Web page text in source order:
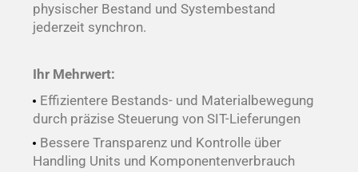
physischer Bestand und Systembestand
jederzeit synchron.
Ihr Mehrwert:
Effizientere Bestands- und Materialbewegung
durch präzise Steuerung von SIT-Lieferungen
Bessere Transparenz und Kontrolle über
Handling Units und Komponentenverbrauch